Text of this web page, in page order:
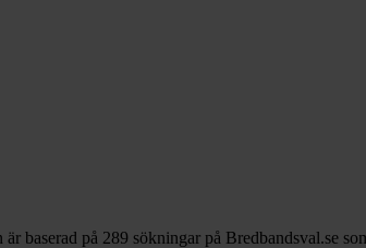
på 289 sökningar på Bredbandsval.se